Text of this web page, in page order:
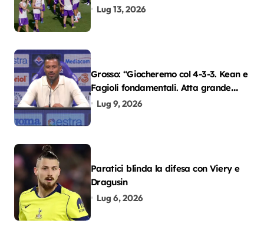
Lug 13, 2026
Grosso: “Giocheremo col 4-3-3. Kean e
Fagioli fondamentali. Atta grande
colpo”
Lug 9, 2026
Paratici blinda la difesa con Viery e
Dragusin
Lug 6, 2026